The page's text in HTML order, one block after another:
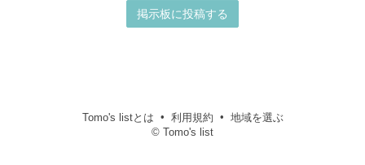
掲示板に投稿する
Tomo's listとは 利用規約
地域を選ぶ
© Tomo's list